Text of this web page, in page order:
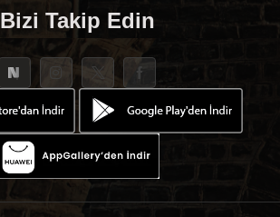
Bizi Takip Edin